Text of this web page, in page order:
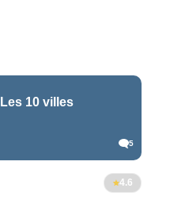
10 villes
5
4.6